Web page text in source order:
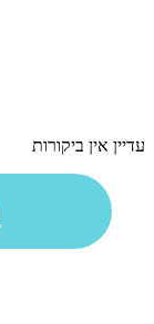
עדיין אין ביקורות